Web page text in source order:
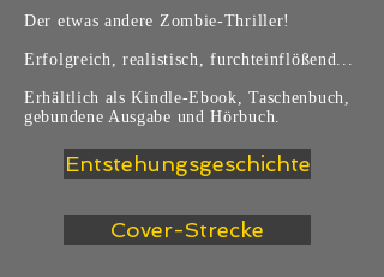
Der etwas andere Zombie-Thriller!
Erfolgreich, realistisch, furchteinflößend...
Erhältlich als Kindle-Ebook, Taschenbuch,
gebundene Ausgabe und Hörbuch.
Entstehungsgeschichte
Cover-Strecke